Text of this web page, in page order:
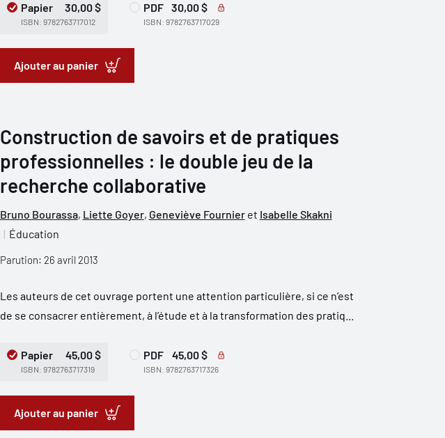
Papier 30,00 $
ISBN: 9782763717012
PDF 30,00 $
ISBN: 9782763717029
Ajouter au panier
Construction de savoirs et de pratiques
professionnelles : le double jeu de la
recherche collaborative
Bruno Bourassa, Liette Goyer, Geneviève Fournieret Isabelle Skakni
Éducation
Parution: 26 avril 2013
Les auteurs de cet ouvrage portent une attention particulière, si ce n’est
de se consacrer entièrement, à l’étude et à la transformation des pratiq...
Papier 45,00 $
ISBN: 9782763717319
PDF 45,00 $
ISBN: 9782763717326
Ajouter au panier